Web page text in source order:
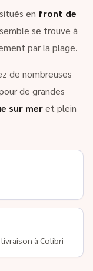
en front de
se trouve à
par la plage.
de nombreuses
de grandes
sur meret plein
à Colibri